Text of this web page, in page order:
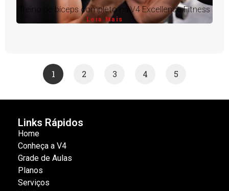
Treino de bíceps completo na V4 Excellence Fitness
Leia Mais
1 2 3 4 5
Links Rápidos
Home
Conheça a V4
Grade de Aulas
Planos
Serviços